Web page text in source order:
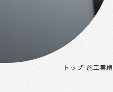
トップ 施工実績